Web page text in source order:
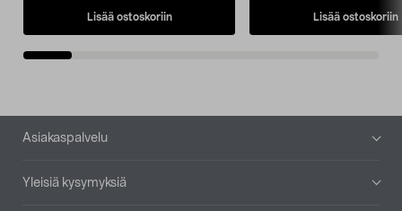
Lisää ostoskoriin Lisää ostoskoriin
Alatunniste
Asiakaspalvelu
Yleisiä kysymyksiä